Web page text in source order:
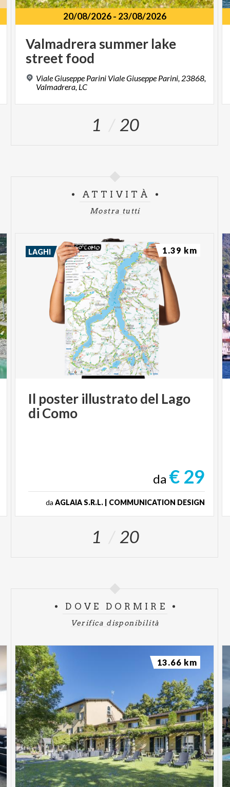
20/08/2026- 23/08/2026
Valmadrera summer lake
streetfood
Viale Giuseppe Parini Viale Giuseppe Parini, 23868,
Valmadrera, LC
1 20
ATTIVITÀ
Mostra tutti
Il poster illustratodel Lago
di Como
da € 29
da AGLAIA S.R.L. | COMMUNICATION DESIGN
LAGHI 1.39 km
1 20
DOVE DORMIRE
Verifica disponibilità
13.66 km